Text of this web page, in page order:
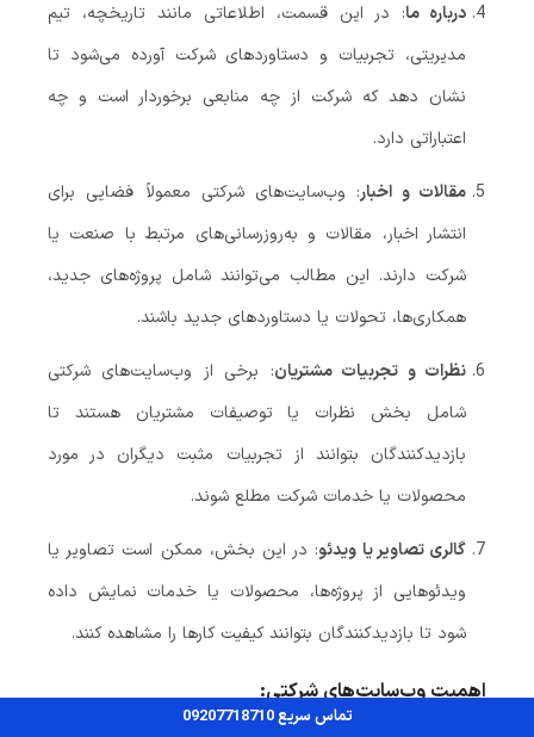
درباره ما: در این قسمت، اطلاعاتی مانند تاریخچه، تیم
مدیریتی، تجربیات و دستاوردهای شرکت آورده می‌شود تا
نشان دهد که شرکت از چه منابعی برخوردار است و چه
اعتباراتی دارد.
مقالات و اخبار: وب‌سایت‌های شرکتی معمولاً فضایی برای
انتشار اخبار، مقالات و به‌روزرسانی‌های مرتبط با صنعت یا
شرکت دارند. این مطالب می‌توانند شامل پروژه‌های جدید،
همکاری‌ها، تحولات یا دستاوردهای جدید باشند.
نظرات و تجربیات مشتریان: برخی از وب‌سایت‌های شرکتی
شامل بخش نظرات یا توصیفات مشتریان هستند تا
بازدیدکنندگان بتوانند از تجربیات مثبت دیگران در مورد
محصولات یا خدمات شرکت مطلع شوند.
گالری تصاویر یا ویدئو: در این بخش، ممکن است تصاویر یا
ویدئوهایی از پروژه‌ها، محصولات یا خدمات نمایش داده
شود تا بازدیدکنندگان بتوانند کیفیت کارها را مشاهده کنند.
اهمیت وب‌سایت‌های شرکتی:
تماس سریع 09207718710